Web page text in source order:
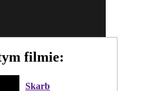
filmie:
Skarb